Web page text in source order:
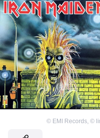
© EMI Records, ©